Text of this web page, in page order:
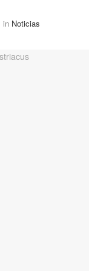
in Noticias